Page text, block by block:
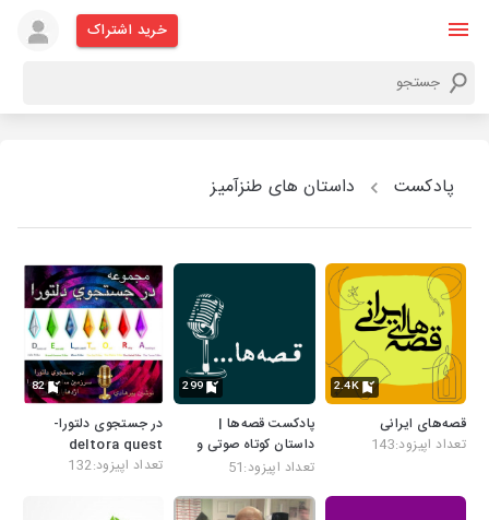
خرید اشتراک
پادکست داستان های طنزآمیز
2.4K
قصه‌های ایرانی
تعداد اپیزود:143
299
پادکست قصه‌ها |
داستان کوتاه صوتی و
مینیمال، داستانک
تعداد اپیزود:51
82
در جستجوی دلتورا-
deltora quest
تعداد اپیزود:132